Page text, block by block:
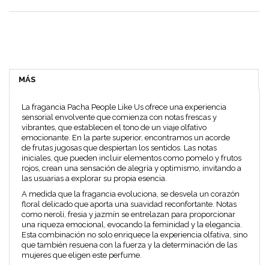
MÁS
La fragancia Pacha People Like Us ofrece una experiencia
sensorial envolvente que comienza con notas frescas y
vibrantes, que establecen el tono de un viaje olfativo
emocionante. En la parte superior, encontramos un acorde
de frutas jugosas que despiertan los sentidos. Las notas
iniciales, que pueden incluir elementos como pomelo y frutos
rojos, crean una sensación de alegría y optimismo, invitando a
las usuarias a explorar su propia esencia.
A medida que la fragancia evoluciona, se desvela un corazón
floral delicado que aporta una suavidad reconfortante. Notas
como neroli, fresia y jazmín se entrelazan para proporcionar
una riqueza emocional, evocando la feminidad y la elegancia.
Esta combinación no solo enriquece la experiencia olfativa, sino
que también resuena con la fuerza y la determinación de las
mujeres que eligen este perfume.